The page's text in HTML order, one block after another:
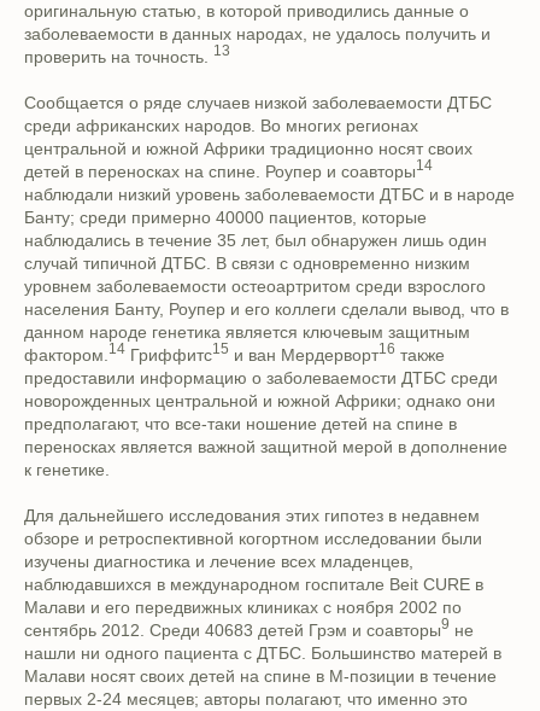
оригинальную статью, в которой приводились данные о
заболеваемости в данных народах, не удалось получить и
проверить на точность. 13
Сообщается о ряде случаев низкой заболеваемости ДТБС
среди африканских народов. Во многих регионах
центральной и южной Африки традиционно носят своих
детей в переносках на спине. Роупер и соавторы14
наблюдали низкий уровень заболеваемости ДТБС и в народе
Банту; среди примерно 40000 пациентов, которые
наблюдались в течение 35 лет, был обнаружен лишь один
случай типичной ДТБС. В связи с одновременно низким
уровнем заболеваемости остеоартритом среди взрослого
населения Банту, Роупер и его коллеги сделали вывод, что в
данном народе генетика является ключевым защитным
фактором.14 Гриффитс15 и ван Мердерворт16 также
предоставили информацию о заболеваемости ДТБС среди
новорожденных центральной и южной Африки; однако они
предполагают, что все-таки ношение детей на спине в
переносках является важной защитной мерой в дополнение
к генетике.
Для дальнейшего исследования этих гипотез в недавнем
обзоре и ретроспективной когортном исследовании были
изучены диагностика и лечение всех младенцев,
наблюдавшихся в международном госпитале Beit CURE в
Малави и его передвижных клиниках с ноября 2002 по
сентябрь 2012. Среди 40683 детей Грэм и соавторы9 не
нашли ни одного пациента с ДТБС. Большинство матерей в
Малави носят своих детей на спине в М-позиции в течение
первых 2-24 месяцев; авторы полагают, что именно это